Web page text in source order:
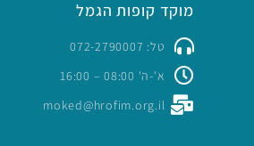
מוקד קופות הגמל
טל: 072-2790007
א'-ה' 08:00 – 16:00
moked@hrofim.org.il